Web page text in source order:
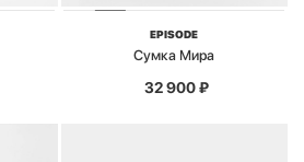
EPISODE
Сумка Мира
32 900₽